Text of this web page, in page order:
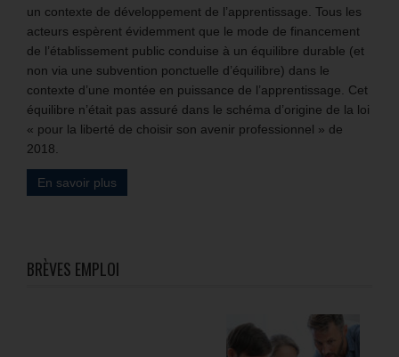
un contexte de développement de l’apprentissage. Tous les
acteurs espèrent évidemment que le mode de financement
de l’établissement public conduise à un équilibre durable (et
non via une subvention ponctuelle d’équilibre) dans le
contexte d’une montée en puissance de l’apprentissage. Cet
équilibre n’était pas assuré dans le schéma d’origine de la loi
« pour la liberté de choisir son avenir professionnel » de
2018.
En savoir plus
BRÈVES EMPLOI